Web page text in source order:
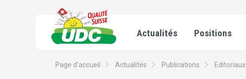
Actualités Positions
Page d’accueil Actualités Publications Editoriaux